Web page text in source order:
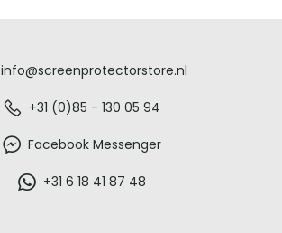
info@screenprotectorstore.nl
+31 (0)85 - 130 05 94
Facebook Messenger
+31 6 18 41 87 48